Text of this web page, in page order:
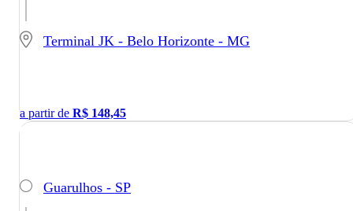
Terminal JK - Belo Horizonte - MG
a partir de R$ 148,45
Guarulhos - SP